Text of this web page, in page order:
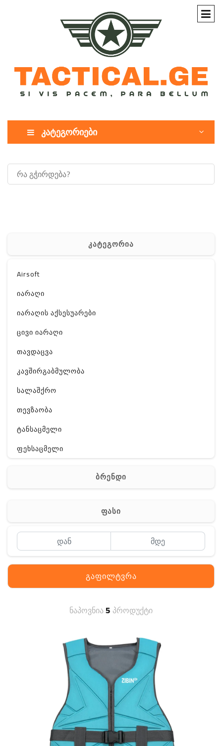
კატეგორიები
კატეგორია
Airsoft
იარაღი
იარაღის აქსესუარები
ცივი იარაღი
თავდაცვა
კავშირგაბმულობა
სალაშქრო
თევზაობა
ტანსაცმელი
ფეხსაცმელი
აქსესუარები
Off-Road
ბრენდი
ფასი
გაფილტვრა
ნაპოვნია5 პროდუქტი